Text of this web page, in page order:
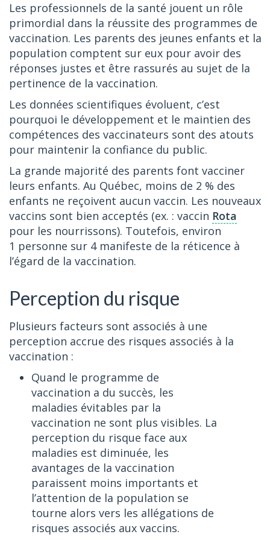
Les professionnels de la santé jouent un rôle
primordial dans la réussite des programmes de
vaccination. Les parents des jeunes enfants et la
population comptent sur eux pour avoir des
réponses justes et être rassurés au sujet de la
pertinence de la vaccination.
Les données scientifiques évoluent, c’est
pourquoi le développement et le maintien des
compétences des vaccinateurs sont des atouts
pour maintenir la confiance du public.
La grande majorité des parents font vacciner
leurs enfants. Au Québec, moins de 2 % des
enfants ne reçoivent aucun vaccin. Les nouveaux
vaccins sont bien acceptés (ex. : vaccin Rota
pour les nourrissons). Toutefois, environ
1 personne sur 4 manifeste de la réticence à
l’égard de la vaccination.
Perception du risque
Plusieurs facteurs sont associés à une
perception accrue des risques associés à la
vaccination :
Quand le programme de
vaccination a du succès, les
maladies évitables par la
vaccination ne sont plus visibles. La
perception du risque face aux
maladies est diminuée, les
avantages de la vaccination
paraissent moins importants et
l’attention de la population se
tourne alors vers les allégations de
risques associés aux vaccins.